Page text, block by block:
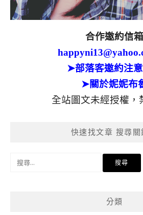
合作邀約信箱
➤部落客邀約注
➤關於妮妮布
全站圖文未經授權，
快速找文章 搜尋關
分類